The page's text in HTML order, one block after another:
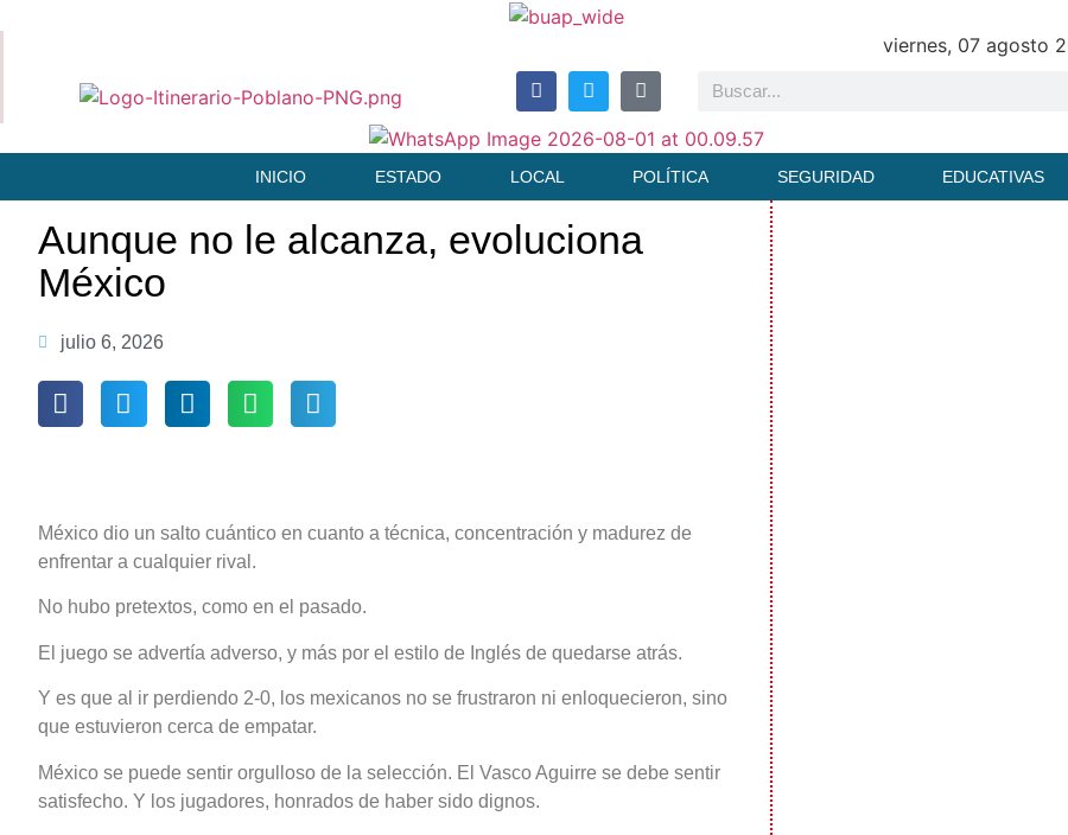
viernes, 07 agosto
INICIO ESTADO LOCAL POLÍTICA SEGURIDAD EDUCATIVAS
Aunque no le alcanza, evoluciona
México
julio 6, 2026
México dio un salto cuántico en cuanto a técnica, concentración y madurez de
enfrentar a cualquier rival.
No hubo pretextos, como en el pasado.
El juego se advertía adverso, y más por el estilo de Inglés de quedarse atrás.
Y es que al ir perdiendo 2-0, los mexicanos no se frustraron ni enloquecieron, sino
que estuvieron cerca de empatar.
México se puede sentir orgulloso de la selección. El Vasco Aguirre se debe sentir
satisfecho. Y los jugadores, honrados de haber sido dignos.